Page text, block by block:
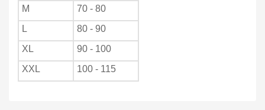
M
70 - 80
L
80 - 90
XL
90 - 100
XXL
100 - 115